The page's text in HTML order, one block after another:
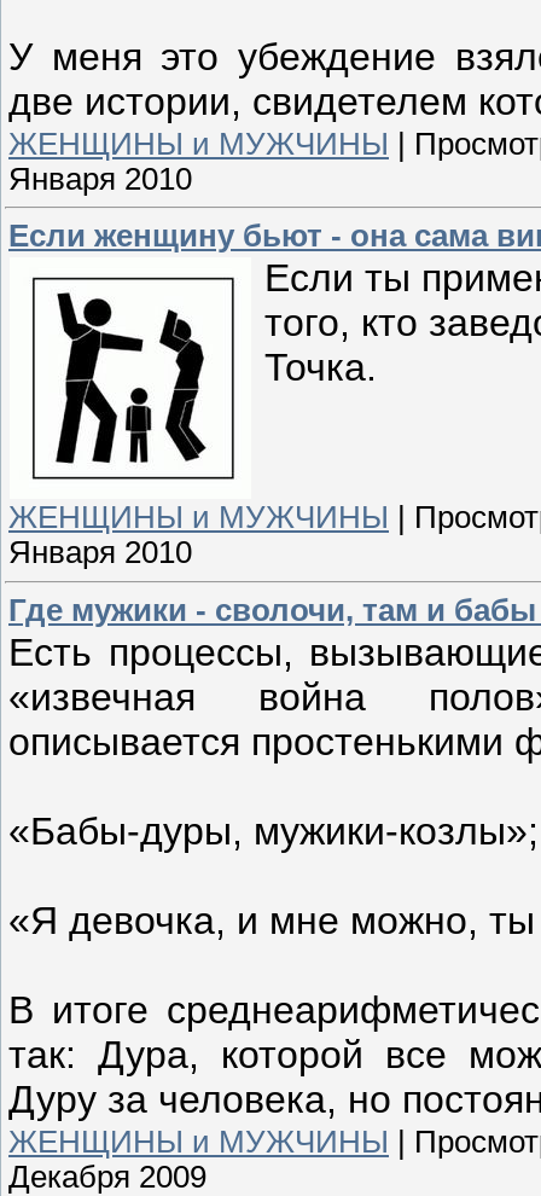
У меня это убеждение
две истории, свидетелем
ЖЕНЩИНЫ и МУЖЧИНЫ
Января 2010
Если женщину бьют - она сама
Если ты
того, кто
Точка.
ЖЕНЩИНЫ и МУЖЧИНЫ
Января 2010
Где мужики - сволочи, там и
Есть процессы,
«извечная война
описывается простенькими
«Бабы-дуры, мужики-козлы»;
«Я девочка, и мне можно,
В итоге
так: Дура, которой все
Дуру за человека, но
ЖЕНЩИНЫ и МУЖЧИНЫ
Декабря 2009